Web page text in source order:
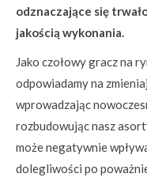
odznaczające się
jakością wykonania.
Jako czołowy gracz na
odpowiadamy na
wprowadzając
rozbudowując nasz
może negatywnie
dolegliwości po